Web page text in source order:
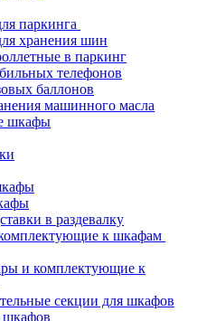
паркинга
хранения шин
в паркинг
телефонов
баллонов
машинного масла
шкафы
в раздевалку
к шкафам
и комплектующие к
секции для шкафов